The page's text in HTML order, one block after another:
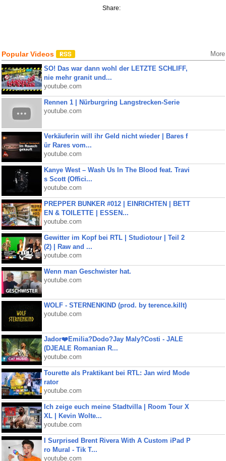
Share:
Popular Videos More
SO! Das war dann wohl der LETZTE SCHLIFF,
nie mehr granit und...
youtube.com
Rennen 1 | Nürburgring Langstrecken-Serie
youtube.com
Verkäuferin will ihr Geld nicht wieder | Bares f
ür Rares vom...
youtube.com
Kanye West – Wash Us In The Blood feat. Travi
s Scott (Offici...
youtube.com
PREPPER BUNKER #012 | EINRICHTEN | BETT
EN & TOILETTE | ESSEN...
youtube.com
Gewitter im Kopf bei RTL | Studiotour | Teil 2
(2) | Raw and ...
youtube.com
Wenn man Geschwister hat.
youtube.com
WOLF - STERNENKIND (prod. by terence.killt)
youtube.com
Jador❤️Emilia?Dodo?Jay Maly?Costi - JALE
(DJEALE Romanian R...
youtube.com
Tourette als Praktikant bei RTL: Jan wird Mode
rator
youtube.com
Ich zeige euch meine Stadtvilla | Room Tour X
XL | Kevin Wolte...
youtube.com
I Surprised Brent Rivera With A Custom iPad P
ro Mural - Tik T...
youtube.com